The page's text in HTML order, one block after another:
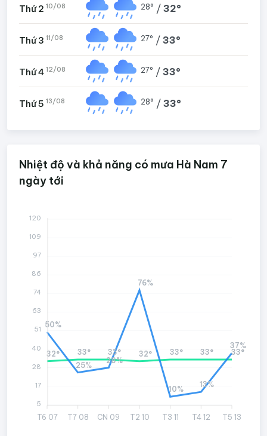
Thứ 2 10/08 28° / 32°
Thứ 3 11/08 27° / 33°
Thứ 4 12/08 27° / 33°
Thứ 5 13/08 28° / 33°
Nhiệt độ và khả năng có mưa Hà Nam 7
ngày tới
T6 07 T7 08 CN 09 T2 10 T3 11 T4 12 T5 13
32° 33° 33° 32° 33° 33° 33°
50%
25%
28%
76%
10%
13%
37%
120
109
97
86
74
63
51
40
28
17
5